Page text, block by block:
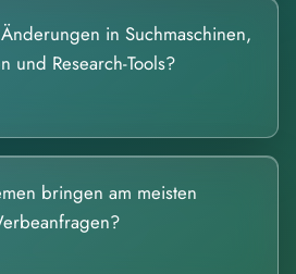
in Suchmaschinen,
und Research-Tools?
bringen am meisten